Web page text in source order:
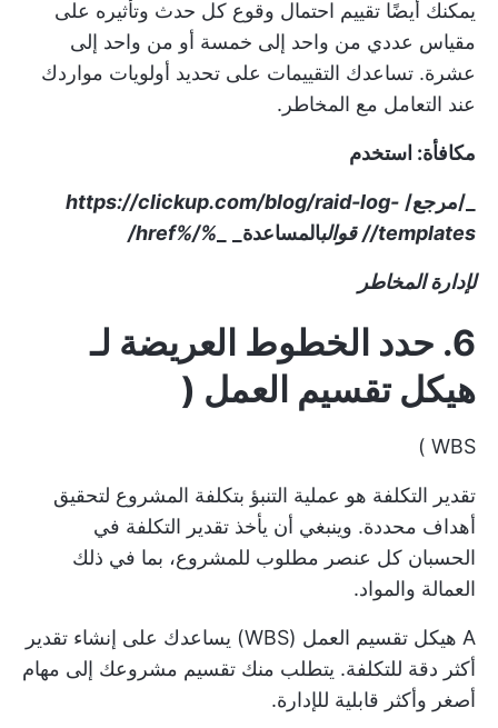
يمكنك أيضًا تقييم احتمال وقوع كل حدث وتأثيره على
مقياس عددي من واحد إلى خمسة أو من واحد إلى
عشرة. تساعدك التقييمات على تحديد أولويات مواردك
عند التعامل مع المخاطر.
مكافأة: استخدم
_/مرجع/ https://clickup.com/blog/raid-log-
templates//
قوالبالمساعدة_ %/%href/
لإدارة المخاطر
6. حدد الخطوط العريضة لـ
هيكل تقسيم العمل (
WBS
)
تقدير التكلفة هو عملية التنبؤ بتكلفة المشروع لتحقيق
أهداف محددة. وينبغي أن يأخذ تقدير التكلفة في
الحسبان كل عنصر مطلوب للمشروع، بما في ذلك
العمالة والمواد.
A هيكل تقسيم العمل (WBS)
يساعدك على إنشاء تقدير
أكثر دقة للتكلفة. يتطلب منك تقسيم مشروعك إلى مهام
أصغر وأكثر قابلية للإدارة.